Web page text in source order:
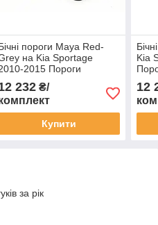
пороги Maya Red-
на Kia Sportage
2015 Пороги
майданчика Кіа
2 шт.
232₴/
Купити
Kia
12
за рік